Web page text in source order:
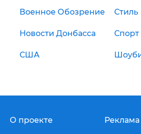
Военное Обозрение Стиль
Новости Донбасса Спорт
США
О проекте Реклама